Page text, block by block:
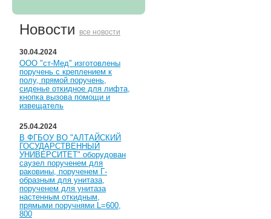
Новости все новости
30.04.2024
ООО "ст-Мед" изготовлены
поручень с креплением к
полу, прямой поручень,
сиденье откидное для лифта,
кнопка вызова помощи и
извещатель
25.04.2024
В ФГБОУ ВО "АЛТАЙСКИЙ
ГОСУДАРСТВЕННЫЙ
УНИВЕРСИТЕТ" оборудован
саузел порученем для
раковины, порученем Г-
образным для унитаза,
порученем для унитаза
настенным откидным,
прямыми поручнями L=600,
800